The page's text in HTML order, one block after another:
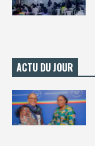
ACTU DU JOUR